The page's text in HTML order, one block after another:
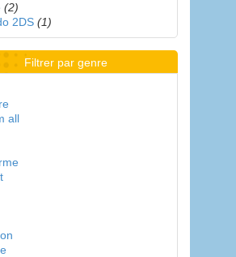
(2)
2DS (1)
Filtrer par genre
all